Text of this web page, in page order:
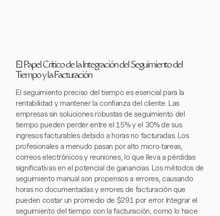
El Papel Crítico de la Integración del Seguimiento del
Tiempo y la Facturación
El seguimiento preciso del tiempo es esencial para la
rentabilidad y mantener la confianza del cliente. Las
empresas sin soluciones robustas de seguimiento del
tiempo pueden perder entre el 15% y el 30% de sus
ingresos facturables debido a horas no facturadas. Los
profesionales a menudo pasan por alto micro-tareas,
correos electrónicos y reuniones, lo que lleva a pérdidas
significativas en el potencial de ganancias. Los métodos de
seguimiento manual son propensos a errores, causando
horas no documentadas y errores de facturación que
pueden costar un promedio de $291 por error. Integrar el
seguimiento del tiempo con la facturación, como lo hace